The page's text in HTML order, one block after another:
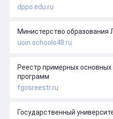
dppo.edu.ru
Министерство образования
uoin.schools48.ru
Реестр примерных
программ
fgosreestr.ru
Государственный